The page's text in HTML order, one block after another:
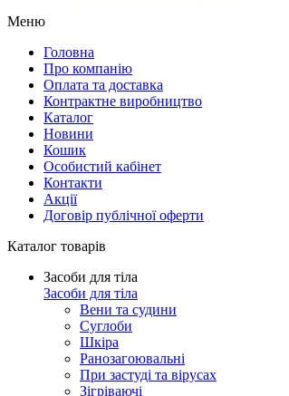
Меню
Головна
Про компанію
Оплата та доставка
Контрактне виробництво
Каталог
Новини
Кошик
Особистий кабінет
Контакти
Акції
Договір публічної оферти
Каталог товарів
Засоби для тіла
Засоби для тіла
Вени та судини
Суглоби
Шкіра
Ранозагоювальні
При застуді та вірусах
Зігріваючі